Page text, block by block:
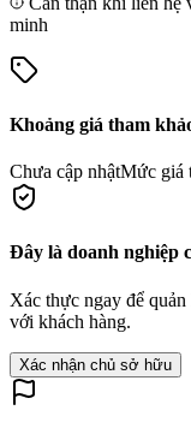
minh
Khoảng giá tham
Chưa cập nhậtMức giá
Đây là doanh nghiệp
Xác thực ngay để
với khách hàng.
Xác nhận chủ sở hữu